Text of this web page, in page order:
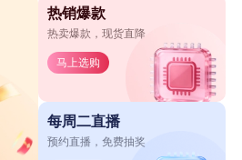
热销爆款
热卖爆款，现货直降
马上选购
每周二直播
预约直播，免费抽奖